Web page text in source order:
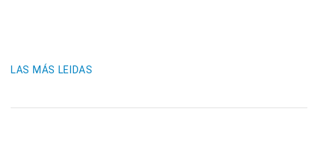
LAS MÁS LEIDAS